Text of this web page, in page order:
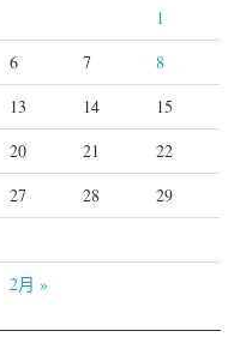
2月 »
1
6 7
8
13 14
15
20 21
22
27 28
29